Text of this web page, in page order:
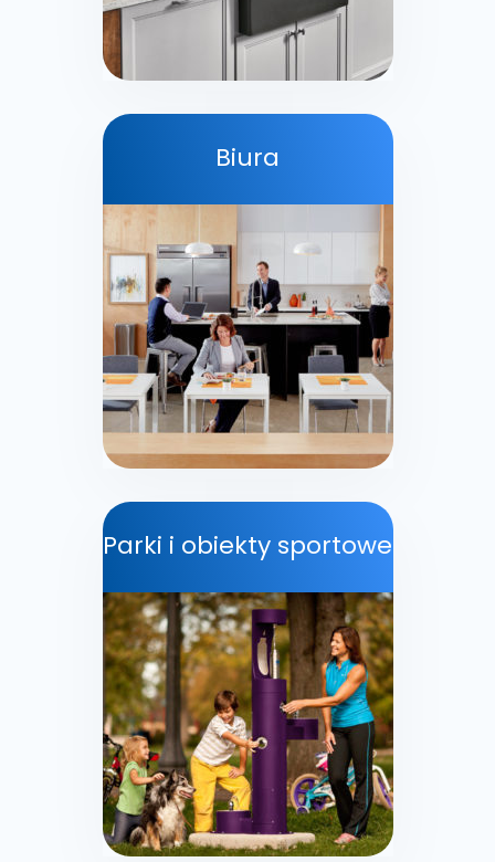
Biura
Parki i obiekty sportowe